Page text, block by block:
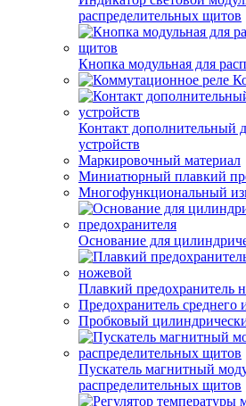
распределительных щитов
Кнопка модульная для
Контакт дополнительный
устройств
Маркировочный материал
Миниатюрный плавкий
Многофункциональный
Основание для
Плавкий предохранитель
Предохранитель среднего
Пробковый
Пускатель магнитный
распределительных щитов